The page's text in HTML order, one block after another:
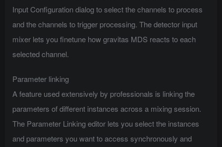
Input Configuration dialog to select the channels to process
and the channels to trigger processing. The detector input
mixer lets you finetune how gravitas MDS reacts to each
selected channel.
Parameter linking
A feature used extensively by professionals is linking the
parameters of different instances across a mixing session.
The Parameter Linking editor lets you select the instances
and parameters you want to access synchronously and